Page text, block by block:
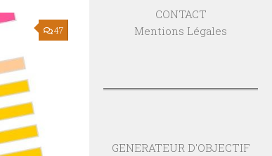
47
CONTACT
Mentions Légales
GENERATEUR D'OBJECTIF